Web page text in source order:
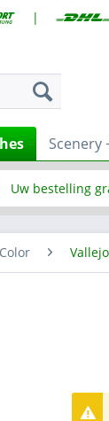
|
Scenery
Uw bestelling